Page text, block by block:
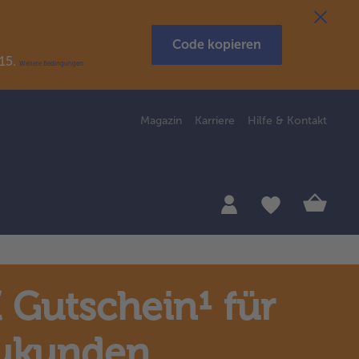
Weitere Bedingungen
Code kopieren
Magazin Karriere Hilfe & Kontakt
Gutschein¹ für